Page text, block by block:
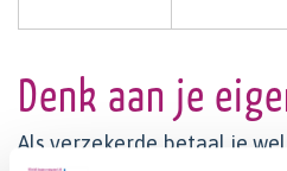
Denk aan je
Als verzekerde betaal je